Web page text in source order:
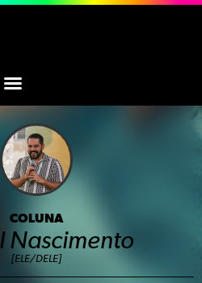
COLUNA
Nascimento
[ELE/DELE]